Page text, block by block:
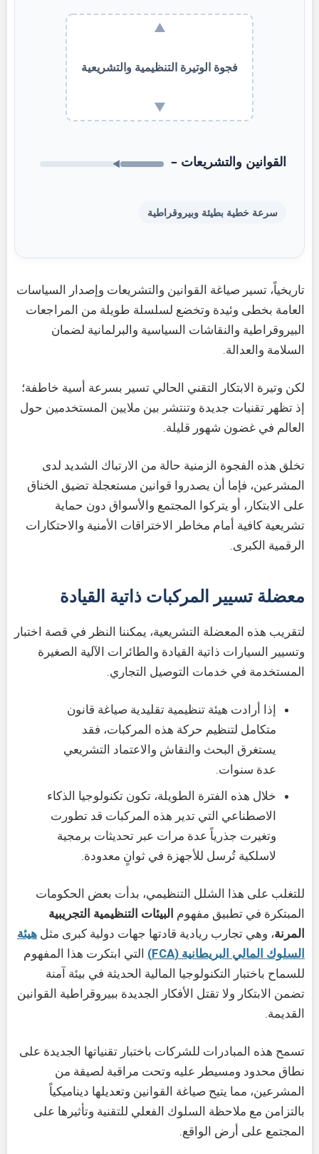
▲
فجوة الوتيرة التنظيمية والتشريعية
▼
القوانين والتشريعات – ◀
سرعة خطية بطيئة وبيروقراطية
تاريخياً، تسير صياغة القوانين والتشريعات وإصدار السياسات
العامة بخطى وئيدة وتخضع لسلسلة طويلة من المراجعات
البيروقراطية والنقاشات السياسية والبرلمانية لضمان
السلامة والعدالة.
لكن وتيرة الابتكار التقني الحالي تسير بسرعة أسية خاطفة؛
إذ تظهر تقنيات جديدة وتنتشر بين ملايين المستخدمين حول
العالم في غضون شهور قليلة.
تخلق هذه الفجوة الزمنية حالة من الارتباك الشديد لدى
المشرعين، فإما أن يصدروا قوانين مستعجلة تضيق الخناق
على الابتكار، أو يتركوا المجتمع والأسواق دون حماية
تشريعية كافية أمام مخاطر الاختراقات الأمنية والاحتكارات
الرقمية الكبرى.
معضلة تسيير المركبات ذاتية القيادة
لتقريب هذه المعضلة التشريعية، يمكننا النظر في قصة اختبار
وتسيير السيارات ذاتية القيادة والطائرات الآلية الصغيرة
المستخدمة في خدمات التوصيل التجاري.
إذا أرادت هيئة تنظيمية تقليدية صياغة قانون
متكامل لتنظيم حركة هذه المركبات، فقد
يستغرق البحث والنقاش والاعتماد التشريعي
عدة سنوات.
خلال هذه الفترة الطويلة، تكون تكنولوجيا الذكاء
الاصطناعي التي تدير هذه المركبات قد تطورت
وتغيرت جذرياً عدة مرات عبر تحديثات برمجية
لاسلكية تُرسل للأجهزة في ثوانٍ معدودة.
للتغلب على هذا الشلل التنظيمي، بدأت بعض الحكومات
المبتكرة في تطبيق مفهوم البيئات التنظيمية التجريبية
المرنة، وهي تجارب ريادية قادتها جهات دولية كبرى مثل هيئة
السلوك المالي البريطانية (FCA)
التي ابتكرت هذا المفهوم
للسماح باختبار التكنولوجيا المالية الحديثة في بيئة آمنة
تضمن الابتكار ولا تقتل الأفكار الجديدة ببيروقراطية القوانين
القديمة.
تسمح هذه المبادرات للشركات باختبار تقنياتها الجديدة على
نطاق محدود ومسيطر عليه وتحت مراقبة لصيقة من
المشرعين، مما يتيح صياغة القوانين وتعديلها ديناميكياً
بالتزامن مع ملاحظة السلوك الفعلي للتقنية وتأثيرها على
المجتمع على أرض الواقع.